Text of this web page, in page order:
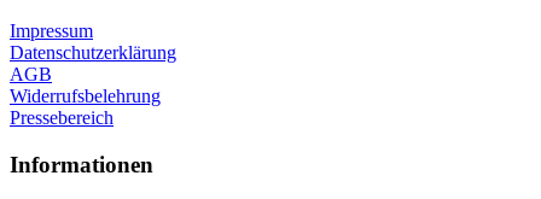
Impressum
Datenschutzerklärung
AGB
Widerrufsbelehrung
Pressebereich
Informationen